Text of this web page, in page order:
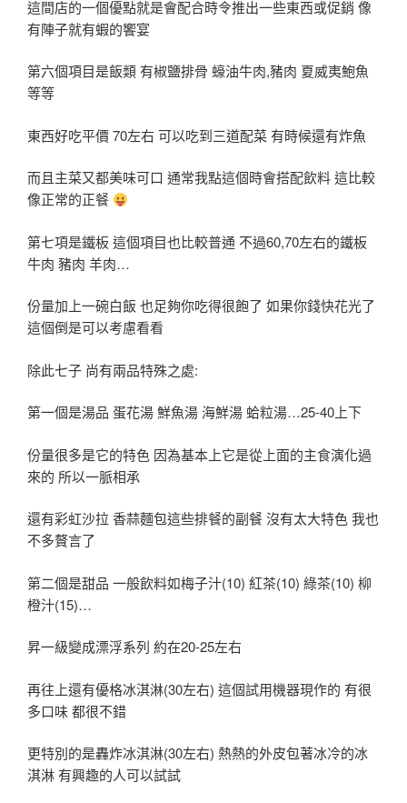
這間店的一個優點就是會配合時令推出一些東西或促銷 像
有陣子就有蝦的饗宴
第六個項目是飯類 有椒鹽排骨 蠔油牛肉,豬肉 夏威夷鮑魚
等等
東西好吃平價 70左右 可以吃到三道配菜 有時候還有炸魚
而且主菜又都美味可口 通常我點這個時會搭配飲料 這比較
像正常的正餐
第七項是鐵板 這個項目也比較普通 不過60,70左右的鐵板
牛肉 豬肉 羊肉…
份量加上一碗白飯 也足夠你吃得很飽了 如果你錢快花光了
這個倒是可以考慮看看
除此七子 尚有兩品特殊之處:
第一個是湯品 蛋花湯 鮮魚湯 海鮮湯 蛤粒湯…25-40上下
份量很多是它的特色 因為基本上它是從上面的主食演化過
來的 所以一脈相承
還有彩虹沙拉 香蒜麵包這些排餐的副餐 沒有太大特色 我也
不多贅言了
第二個是甜品 一般飲料如梅子汁(10) 紅茶(10) 綠茶(10) 柳
橙汁(15)…
昇一級變成漂浮系列 約在20-25左右
再往上還有優格冰淇淋(30左右) 這個試用機器現作的 有很
多口味 都很不錯
更特別的是轟炸冰淇淋(30左右) 熱熱的外皮包著冰冷的冰
淇淋 有興趣的人可以試試